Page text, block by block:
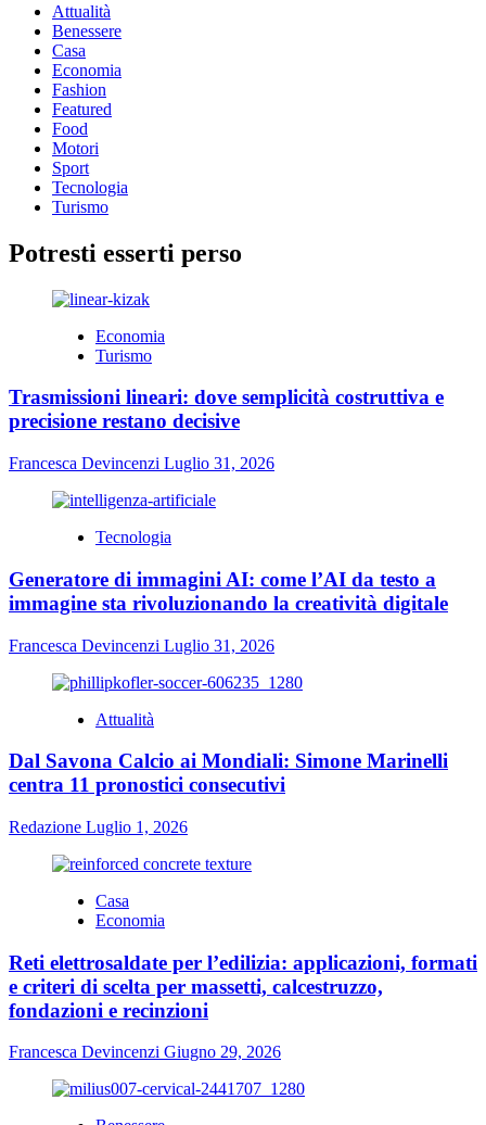
Attualità
Benessere
Casa
Economia
Fashion
Featured
Food
Motori
Sport
Tecnologia
Turismo
Potresti esserti perso
Economia
Turismo
Trasmissioni lineari: dove semplicità costruttiva e
precisione restano decisive
Francesca Devincenzi Luglio 31, 2026
Tecnologia
Generatore di immagini AI: come l’AI da testo a
immagine sta rivoluzionando la creatività digitale
Francesca Devincenzi Luglio 31, 2026
Attualità
Dal Savona Calcio ai Mondiali: Simone Marinelli
centra 11 pronostici consecutivi
Redazione Luglio 1, 2026
Casa
Economia
Reti elettrosaldate per l’edilizia: applicazioni, formati
e criteri di scelta per massetti, calcestruzzo,
fondazioni e recinzioni
Francesca Devincenzi Giugno 29, 2026